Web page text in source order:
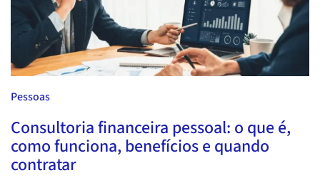
Pessoas
Consultoria financeira pessoal: o que é,
como funciona, benefícios e quando
contratar